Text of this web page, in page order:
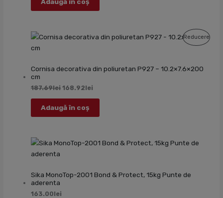
Reducere
Cornisa decorativa din poliuretan P927 – 10.2×7.6×200
cm
187.69lei 168.92lei
Adaugă în coș
Sika MonoTop-2001 Bond & Protect, 15kg Punte de
aderenta
163.00lei